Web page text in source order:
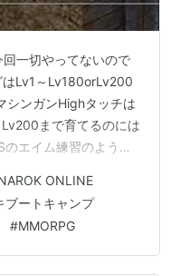
一切やってないので
Lv1～Lv180orLv200
シンガンHighタッチは
まで育てるのには
エイム練習のような
指の筋的なものが悲
スルマーチがどんな
としてはLv200になっ
楽だと思います。 マ
ONLINE
ブートキャンプ
#MMORPG